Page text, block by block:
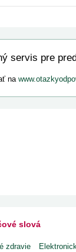
servis pre
na
slová
zdravie